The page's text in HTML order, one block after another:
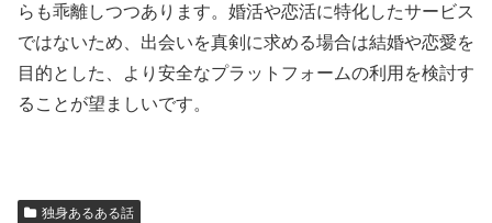
らも乖離しつつあります。婚活や恋活に特化したサービス
ではないため、出会いを真剣に求める場合は結婚や恋愛を
目的とした、より安全なプラットフォームの利用を検討す
ることが望ましいです。
独身あるある話